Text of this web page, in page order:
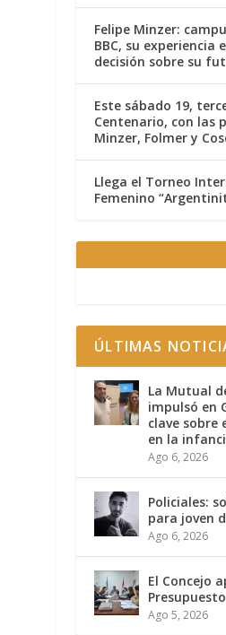
Felipe Minzer:
BBC, su experiencia
decisión sobre su
Este sábado 19,
Centenario, con las
Minzer, Folmer y
Llega el Torneo
Femenino
ÚLTIMAS
La Mutual
impulsó en
clave sobre
en la
Ago 6, 2026
Policiales:
para joven
Ago 6, 2026
El Concejo
Ago 5, 2026